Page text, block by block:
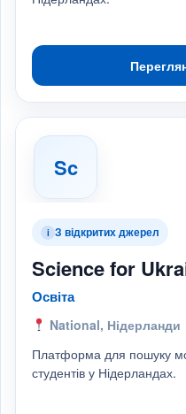
Sc
i З відкритих джерел
Science for
Освіта
National, Нідерланди
Платформа для пошуку
студентів у Нідерландах.